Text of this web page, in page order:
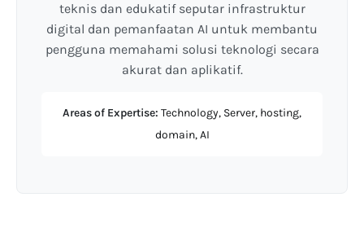
teknis dan edukatif seputar infrastruktur
digital dan pemanfaatan AI untuk membantu
pengguna memahami solusi teknologi secara
akurat dan aplikatif.
Areas of Expertise: Technology, Server, hosting,
domain, AI